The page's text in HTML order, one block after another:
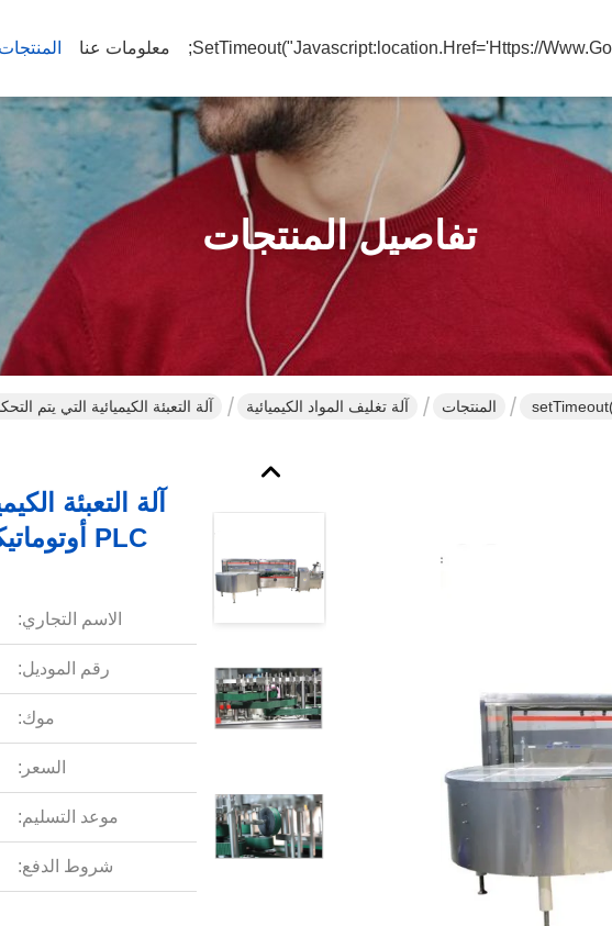
معلومات عنا المنتجات
تفاصيل المنتجات
302
المنتجات آلة تغليف المواد الكيميائية
آلة التعبئة
PLC أوتوماتيكي مربع الزجاجة Unscrambler
الاسم التجاري:
رقم الموديل:
موك:
السعر:
موعد التسليم:
شروط الدفع: